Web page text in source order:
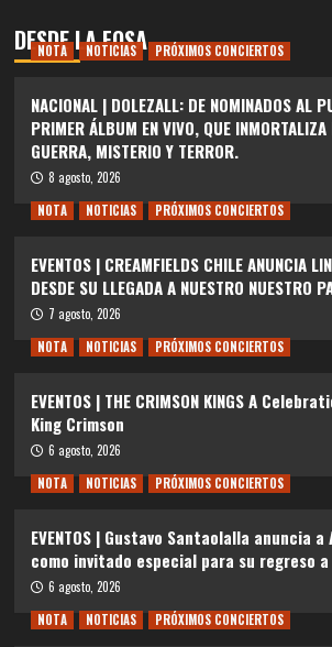
DESDE LA FOSA
NOTA NOTICIAS PRÓXIMOS CONCIERTOS
NACIONAL | DOLEZALL: DE NOMINADOS AL
PRIMER ÁLBUM EN VIVO, QUE
GUERRA, MISTERIO Y TERROR.
8 agosto, 2026
NOTA
NOTICIAS PRÓXIMOS CONCIERTOS
EVENTOS | CREAMFIELDS CHILE ANUNCIA
DESDE SU LLEGADA A NUESTRO NUESTRO
7 agosto, 2026
NOTA
NOTICIAS PRÓXIMOS CONCIERTOS
EVENTOS | THE CRIMSON KINGS A
King Crimson
6 agosto, 2026
NOTA
NOTICIAS PRÓXIMOS CONCIERTOS
EVENTOS | Gustavo Santaolalla anuncia a
como invitado especial para su regreso a
6 agosto, 2026
NOTA
NOTICIAS PRÓXIMOS CONCIERTOS